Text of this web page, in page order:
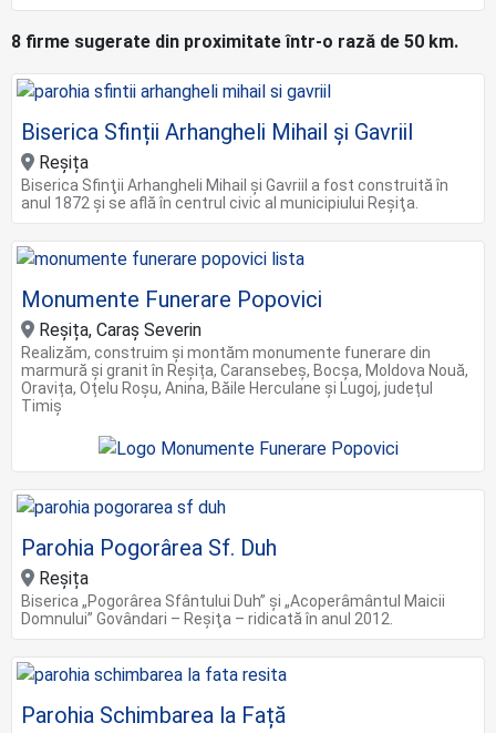
8 firme sugerate din proximitate într-o rază de 50 km.
Biserica Sfinții Arhangheli Mihail și Gavriil
Reșița
Biserica Sfinţii Arhangheli Mihail şi Gavriil a fost construită în
anul 1872 şi se află în centrul civic al municipiului Reşiţa.
Monumente Funerare Popovici
Reșița, Caraș Severin
Realizăm, construim și montăm monumente funerare din
marmură și granit în Reșița, Caransebeș, Bocșa, Moldova Nouă,
Oravița, Oțelu Roșu, Anina, Băile Herculane și Lugoj, județul
Timiș
Parohia Pogorârea Sf. Duh
Reșița
Biserica „Pogorârea Sfântului Duh” și „Acoperâmântul Maicii
Domnului” Govândari – Reşiţa – ridicată în anul 2012.
Parohia Schimbarea la Față